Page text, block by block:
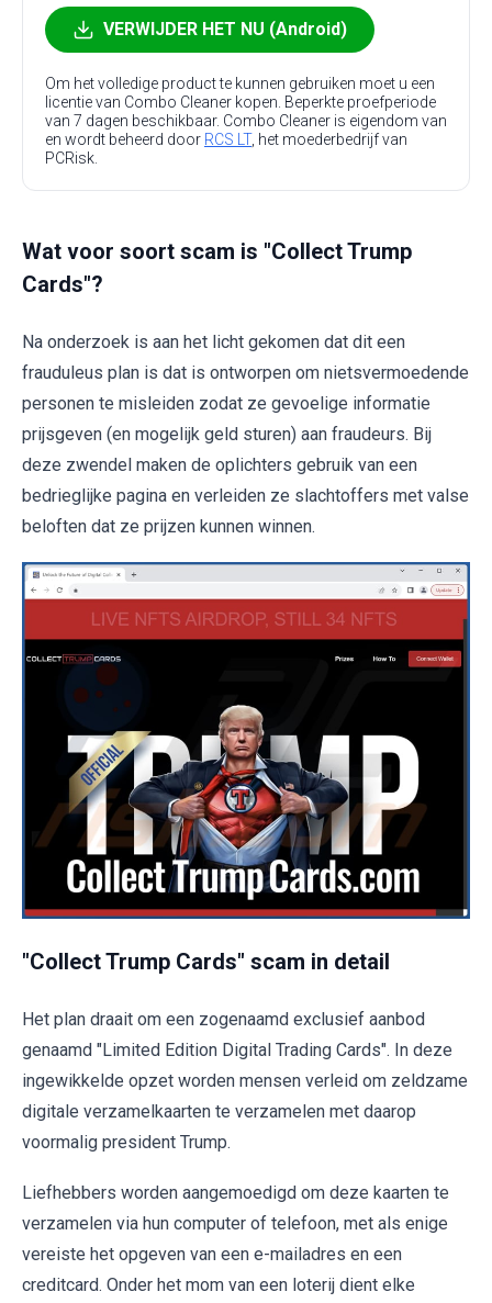
VERWIJDER HET NU (Android)
Om het volledige product te kunnen gebruiken moet u een
licentie van Combo Cleaner kopen. Beperkte proefperiode
van 7 dagen beschikbaar. Combo Cleaner is eigendom van
en wordt beheerd door RCS LT, het moederbedrijf van
PCRisk.
Wat voor soort scam is "Collect Trump
Cards"?
Na onderzoek is aan het licht gekomen dat dit een
frauduleus plan is dat is ontworpen om nietsvermoedende
personen te misleiden zodat ze gevoelige informatie
prijsgeven (en mogelijk geld sturen) aan fraudeurs. Bij
deze zwendel maken de oplichters gebruik van een
bedrieglijke pagina en verleiden ze slachtoffers met valse
beloften dat ze prijzen kunnen winnen.
"Collect Trump Cards" scam in detail
Het plan draait om een zogenaamd exclusief aanbod
genaamd "Limited Edition Digital Trading Cards". In deze
ingewikkelde opzet worden mensen verleid om zeldzame
digitale verzamelkaarten te verzamelen met daarop
voormalig president Trump.
Liefhebbers worden aangemoedigd om deze kaarten te
verzamelen via hun computer of telefoon, met als enige
vereiste het opgeven van een e-mailadres en een
creditcard. Onder het mom van een loterij dient elke